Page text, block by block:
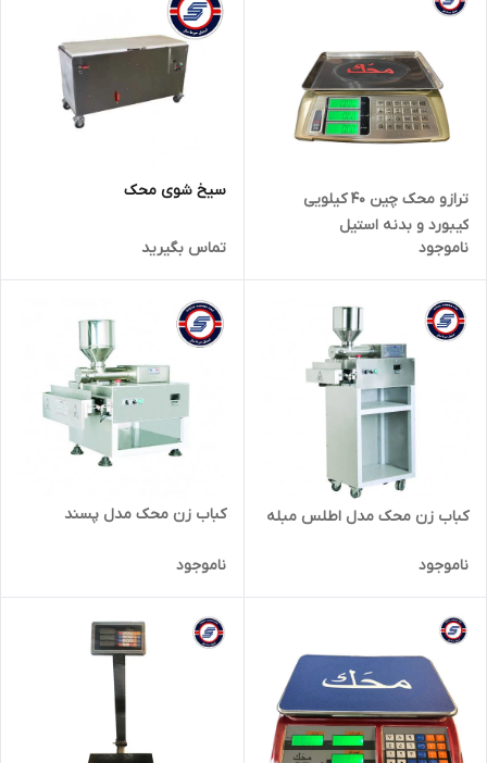
ترازو محک چین 40 کیلویی
کیبورد و بدنه استیل
ناموجود
سیخ شوی محک
تماس بگیرید
کباب زن محک مدل اطلس مبله
ناموجود
کباب زن محک مدل پسند
ناموجود